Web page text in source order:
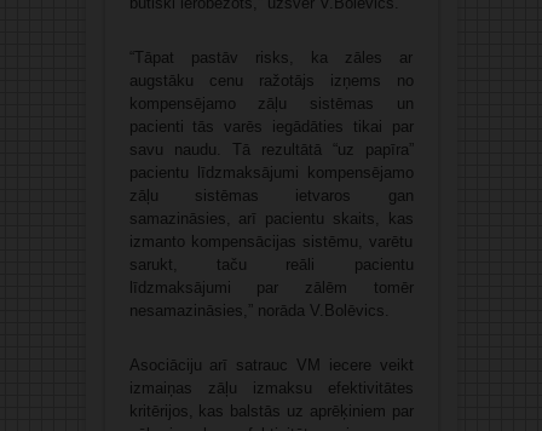
“Tāpat pastāv risks, ka zāles ar
augstāku cenu ražotājs izņems no
kompensējamo zāļu sistēmas un
pacienti tās varēs iegādāties tikai par
savu naudu. Tā rezultātā “uz papīra”
pacientu līdzmaksājumi kompensējamo
zāļu sistēmas ietvaros gan
samazināsies, arī pacientu skaits, kas
izmanto kompensācijas sistēmu, varētu
sarukt, taču reāli pacientu
līdzmaksājumi par zālēm tomēr
nesamazināsies,” norāda V.Bolēvics.
Asociāciju arī satrauc VM iecere veikt
izmaiņas zāļu izmaksu efektivitātes
kritērijos, kas balstās uz aprēķiniem par